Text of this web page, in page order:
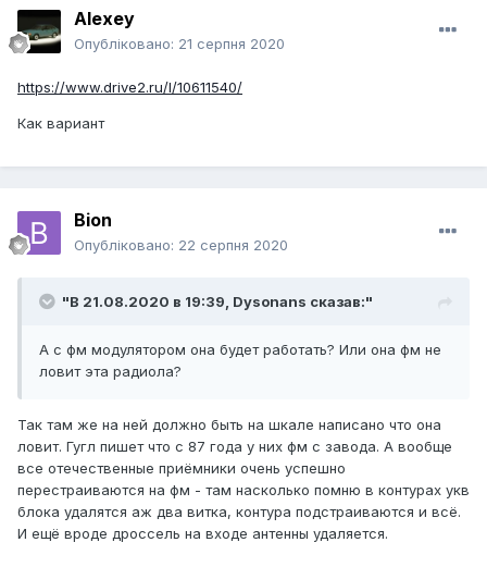
Alexey
Опубліковано: 21 серпня 2020
https://www.drive2.ru/l/10611540/
Как вариант
Bion
Опубліковано: 22 серпня 2020
"В 21.08.2020 в 19:39, Dysonans сказав:"
А с фм модулятором она будет работать? Или она фм не
ловит эта радиола?
Так там же на ней должно быть на шкале написано что она
ловит. Гугл пишет что с 87 года у них фм с завода. А вообще
все отечественные приёмники очень успешно
перестраиваются на фм - там насколько помню в контурах укв
блока удалятся аж два витка, контура подстраиваются и всё.
И ещё вроде дроссель на входе антенны удаляется.